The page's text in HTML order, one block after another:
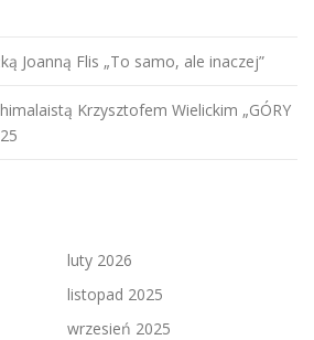
Joanną Flis „To samo, ale inaczej”
Krzysztofem Wielickim „GÓRY
luty 2026
listopad 2025
wrzesień 2025